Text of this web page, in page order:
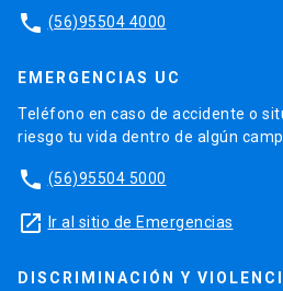
phone (56)95504 4000
EMERGENCIAS UC
Teléfono en caso de accidente o
riesgo tu vida dentro de algún
phone (56)95504 5000
launch Ir al sitio de Emergencias
DISCRIMINACIÓN Y